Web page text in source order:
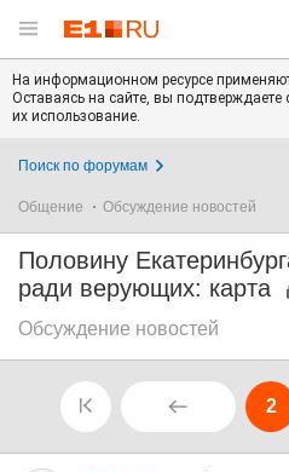
На информационном ресурсе
Оставаясь на сайте, вы подтверждаете
их использование.
Поиск по форумам
Общение Обсуждение новостей
Половину
ради верующих: карта
Обсуждение новостей
2